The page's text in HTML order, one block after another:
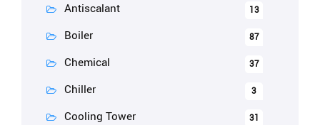
Antiscalant 13
Boiler 87
Chemical 37
Chiller 3
Cooling Tower 31